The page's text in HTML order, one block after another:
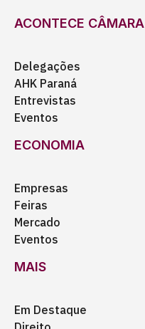
ACONTECE CÂMARA
Delegações
AHK Paraná
Entrevistas
Eventos
ECONOMIA
Empresas
Feiras
Mercado
Eventos
MAIS
Em Destaque